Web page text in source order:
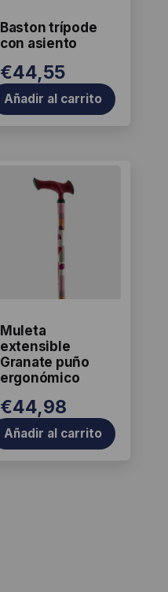
Baston trípode
con asiento
€44,55
Añadir al carrito
Muleta
extensible
Granate puño
ergonómico
€44,98
Añadir al carrito